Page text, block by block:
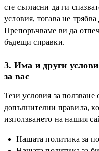
сте съгласни да ги
условия, тогава не
Препоръчваме ви да
бъдещи справки.
3. Има и други
за вас
Тези условия за ползване
допълнителни правила,
използването на нашия
Нашата политика за